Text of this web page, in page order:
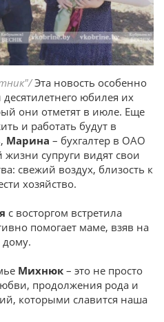
Эта новость особенно
юбилея их
они отметят в июле. Еще
и работать будут в
Марина – бухгалтер в ОАО
жизни супруги видят свои
свежий воздух, близость к
хозяйство.
с восторгом встретила
помогает маме, взяв на
дому.
Михнюк – это не просто
продолжения рода и
которыми славится наша